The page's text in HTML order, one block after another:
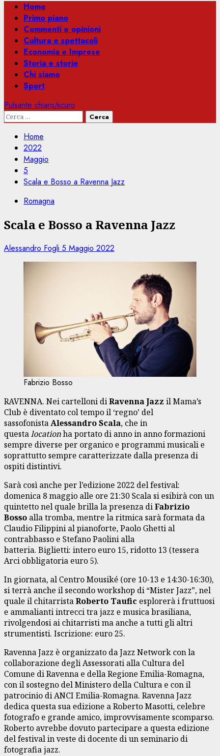
Menu
principale
Home
Primo piano
Commenti e opinioni
Cultura e spettacoli
Economia e Imprese
Storia e storie
Chi siamo
Sport
Pulsante chiaro/scuro
Ricerca
Home
2022
Maggio
5
Scala e Bosso a Ravenna Jazz
Romagna
Scala e Bosso a Ravenna Jazz
Alessandro Fogli 5 Maggio 2022
Fabrizio Bosso
RAVENNA. Nei cartelloni diRavenna Jazz il Mama’s
Club è diventato col tempo il ‘regno’ del
sassofonistaAlessandro Scala, che in
questalocationha portato di anno in anno formazioni
sempre diverse per organico e programmi musicali e
soprattutto sempre caratterizzate dalla presenza di
ospiti distintivi.
Sarà così anche per l’edizione 2022 del festival:
domenica 8 maggio alle ore 21:30 Scala si esibirà con un
quintetto nel quale brilla la presenza diFabrizio
Bosso alla tromba, mentre la ritmica sarà formata da
Claudio Filippini al pianoforte, Paolo Ghetti al
contrabbasso e Stefano Paolini alla
batteria. Biglietti: intero euro 15, ridotto 13 (tessera
Arci obbligatoria euro 5).
In giornata, al Centro Mousiké (ore 10-13 e 14:30-16:30),
si terrà anche il secondo workshop di “Mister Jazz”, nel
quale il chitarristaRoberto Taufic esplorerà i fruttuosi
e ammalianti intrecci tra jazz e musica brasiliana,
rivolgendosi ai chitarristi ma anche a tutti gli altri
strumentisti. Iscrizione: euro 25.
Ravenna Jazz è organizzato da Jazz Network con la
collaborazione degli Assessorati alla Cultura del
Comune di Ravenna e della Regione Emilia-Romagna,
con il sostegno del Ministero della Cultura e con il
patrocinio di ANCI Emilia-Romagna. Ravenna Jazz
dedica questa sua edizione a Roberto Masotti, celebre
fotografo e grande amico, improvvisamente scomparso.
Roberto avrebbe dovuto partecipare a questa edizione
del festival in veste di docente di un seminario di
fotografia jazz.